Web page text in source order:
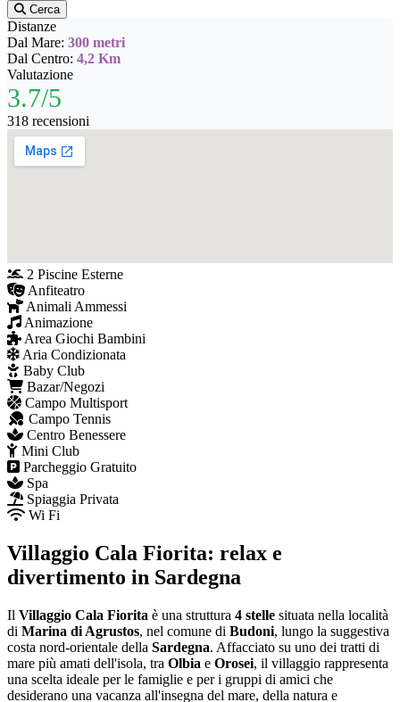
Cerca
Distanze
Dal Mare: 300 metri
Dal Centro: 4,2 Km
Valutazione
3.7/5
318 recensioni
2 Piscine Esterne
Anfiteatro
Animali Ammessi
Animazione
Area Giochi Bambini
Aria Condizionata
Baby Club
Bazar/Negozi
Campo Multisport
Campo Tennis
Centro Benessere
Mini Club
Parcheggio Gratuito
Spa
Spiaggia Privata
Wi Fi
Villaggio Cala Fiorita: relax e
divertimento in Sardegna
Il Villaggio Cala Fiorita è una struttura 4 stelle situata nella località
di Marina di Agrustos, nel comune di Budoni, lungo la suggestiva
costa nord-orientale della Sardegna. Affacciato su uno dei tratti di
mare più amati dell'isola, tra Olbia e Orosei, il villaggio rappresenta
una scelta ideale per le famiglie e per i gruppi di amici che
desiderano una vacanza all'insegna del mare, della natura e